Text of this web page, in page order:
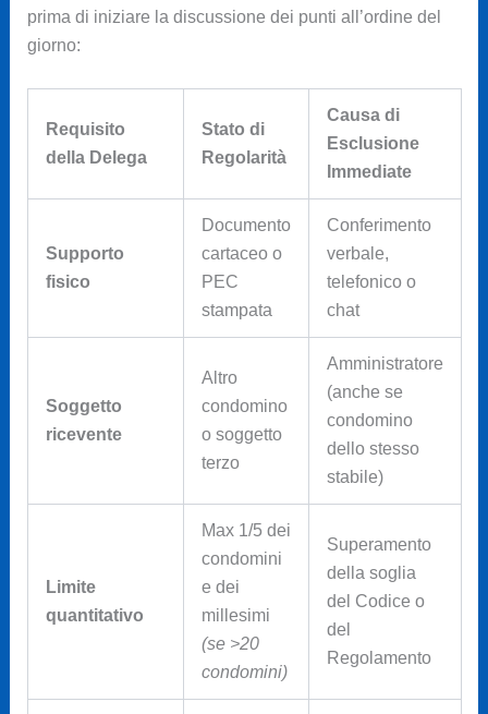
prima di iniziare la discussione dei punti all’ordine del
giorno:
Requisito
della Delega
Stato di
Regolarità
Causa di
Esclusione
Immediate
Supporto
fisico
Documento
cartaceo o
PEC
stampata
Conferimento
verbale,
telefonico o
chat
Soggetto
ricevente
Altro
condomino
o soggetto
terzo
Amministratore
(anche se
condomino
dello stesso
stabile)
Limite
quantitativo
Max 1/5 dei
condomini
e dei
millesimi
(se >20
condomini)
Superamento
della soglia
del Codice o
del
Regolamento